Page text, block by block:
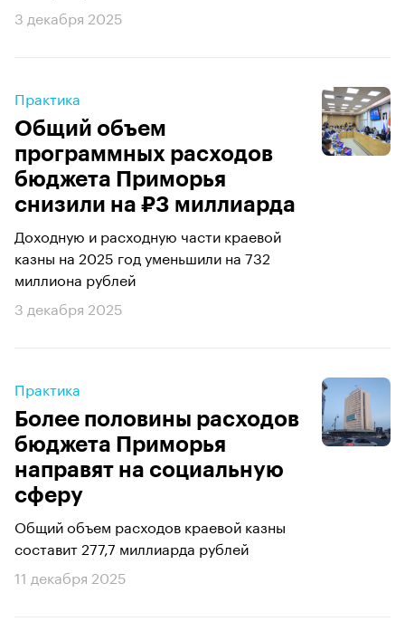
3 декабря 2025
Практика
Общий объем
программных расходов
бюджета Приморья
снизили на ₽3 миллиарда
Доходную и расходную части краевой
казны на 2025 год уменьшили на 732
миллиона рублей
3 декабря 2025
Практика
Более половины расходов
бюджета Приморья
направят на социальную
сферу
Общий объем расходов краевой казны
составит 277,7 миллиарда рублей
11 декабря 2025